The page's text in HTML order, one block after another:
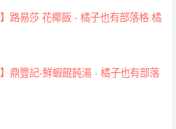
】路易莎 花椰飯 - 橘子也有部落格 橘
】鼎豐記-鮮蝦餛飩湯 - 橘子也有部落